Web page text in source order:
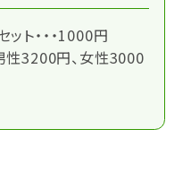
ト・・・1000円
性3200円、女性3000